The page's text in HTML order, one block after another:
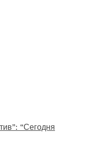
“Сегодня